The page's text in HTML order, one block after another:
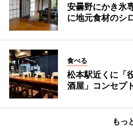
安曇野にかき氷
に地元食材のシ
食べる
松本駅近くに「
酒屋」コンセプ
もっ